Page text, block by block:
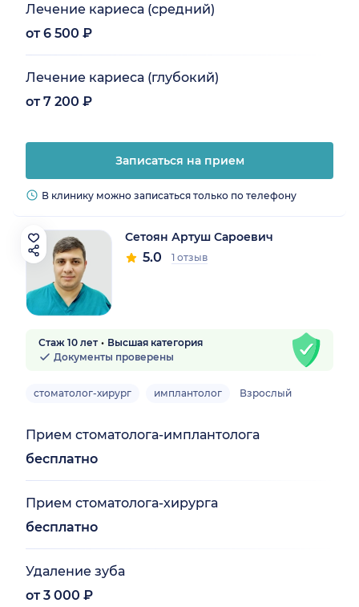
Лечение кариеса (средний)
от 6 500 ₽
Лечение кариеса (глубокий)
от 7 200 ₽
Записаться на прием
В клинику можно записаться только по телефону
Сетоян Артуш Сароевич
5.0 1 отзыв
Стаж 10 лет
Высшая категория
Документы проверены
стоматолог-хирург имплантолог Взрослый
Прием стоматолога-имплантолога
бесплатно
Прием стоматолога-хирурга
бесплатно
Удаление зуба
от 3 000 ₽